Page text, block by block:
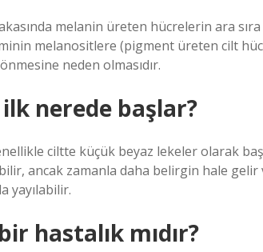
melanin üreten hücrelerin ara
melanositlere (pigment üreten cilt
neden olmasıdır.
nerede başlar?
ciltte küçük beyaz lekeler olarak
ancak zamanla daha belirgin hale gelir
yayılabilir.
hastalık mıdır?